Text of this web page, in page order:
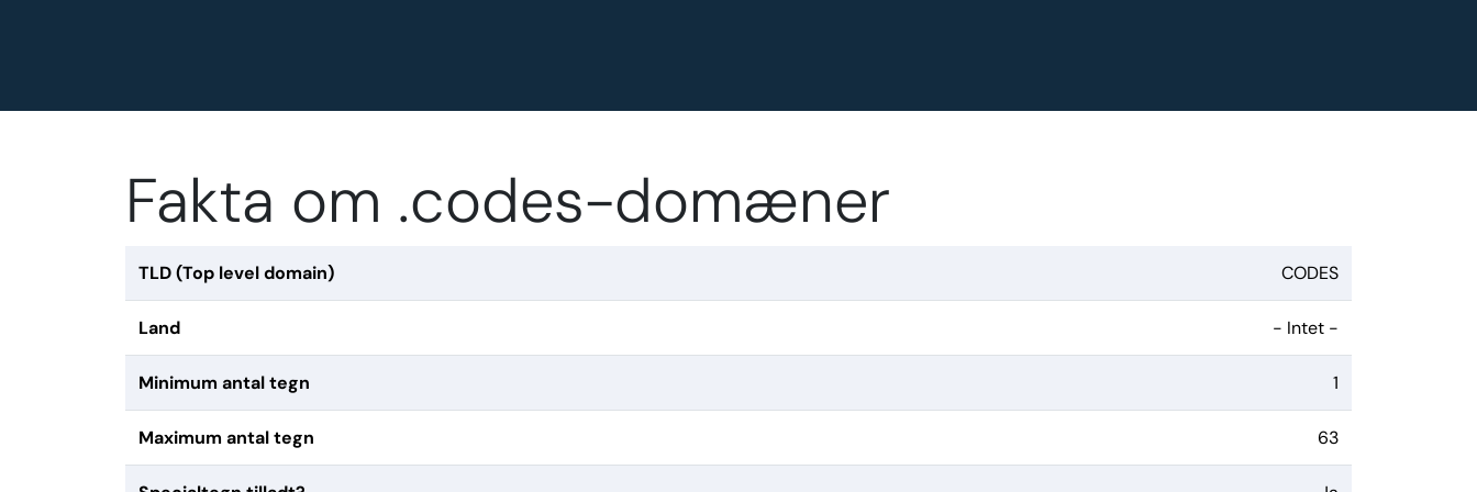
Fakta om .codes-domæner
TLD (Top level domain) CODES
Land - Intet -
Minimum antal tegn 1
Maximum antal tegn 63